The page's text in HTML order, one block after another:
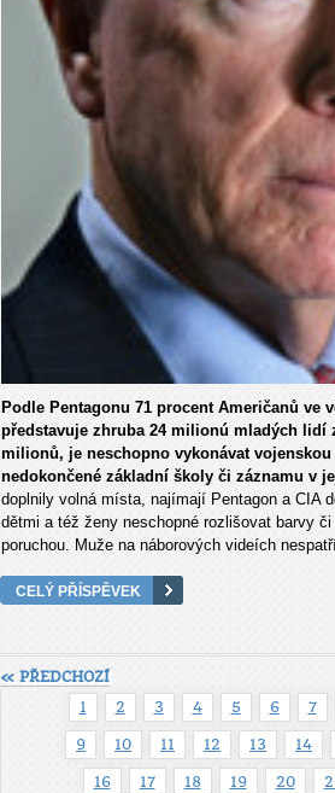
Podle Pentagonu 71 procent Američanů ve
představuje zhruba 24 milionú mladých lidí
milionů, je neschopno vykonávat
nedokončené základní školy či záznamu v
doplnily volná místa, najímají Pentagon a CIA
dětmi a též ženy neschopné rozlišovat barvy
poruchou. Muže na náborových videích
CELÝ PŘÍSPĚVEK
« PŘEDCHOZÍ
1
2 3 4 5 6 7
9 10 11 12 13 14
16 17 18 19 20